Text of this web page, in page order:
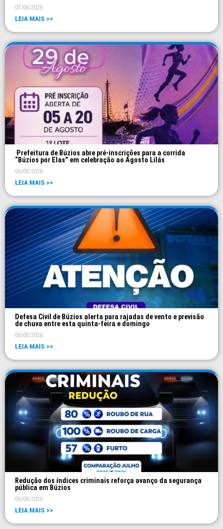
07/08/2026
LEIA MAIS >>
Prefeitura de Búzios abre pré-inscrições para a corrida
“Búzios por Elas” em celebração ao Agosto Lilás
06/08/2026
LEIA MAIS >>
Defesa Civil de Búzios alerta para rajadas de vento e previsão
de chuva entre esta quinta-feira e domingo
06/08/2026
LEIA MAIS >>
Redução dos índices criminais reforça avanço da segurança
pública em Búzios
06/08/2026
LEIA MAIS >>